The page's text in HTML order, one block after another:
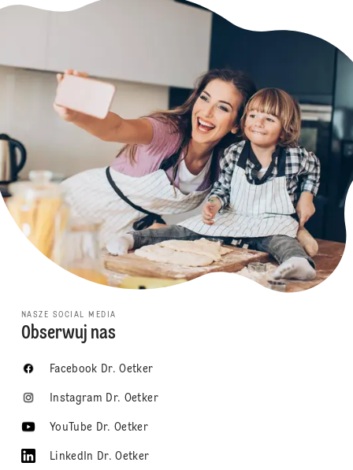
NASZE SOCIAL MEDIA
Obserwuj nas
Facebook Dr. Oetker
Instagram Dr. Oetker
YouTube Dr. Oetker
LinkedIn Dr. Oetker